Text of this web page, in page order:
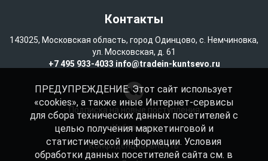
Контакты
143025, Московская область, город Одинцово, с. Немчиновка,
ул. Московская, д. 61
+7 495 933-4033 info@tradein-kuntsevo.ru
Подписка на новые поступления
Избранное
Конфиденциальность
ПРЕДУПРЕЖДЕНИЕ: Этот сайт использует
«cookies», а также иные Интернет-сервисы
для сбора технических данных посетителей с
целью получения маркетинговой и
статистической информации. Условия
обработки данных посетителей сайта см. в